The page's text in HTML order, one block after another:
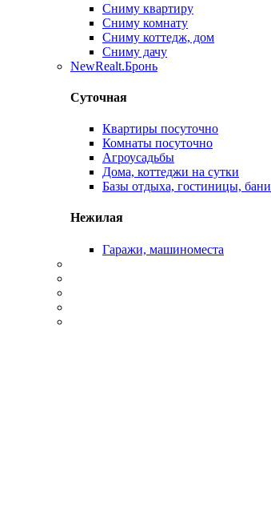
Сниму квартиру
Сниму комнату
Сниму коттедж, дом
Сниму дачу
NewRealt.Бронь
Суточная
Квартиры посуточно
Комнаты посуточно
Агроусадьбы
Дома, коттеджи на сутки
Базы отдыха, гостиницы, бани
Нежилая
Гаражи, машиноместа